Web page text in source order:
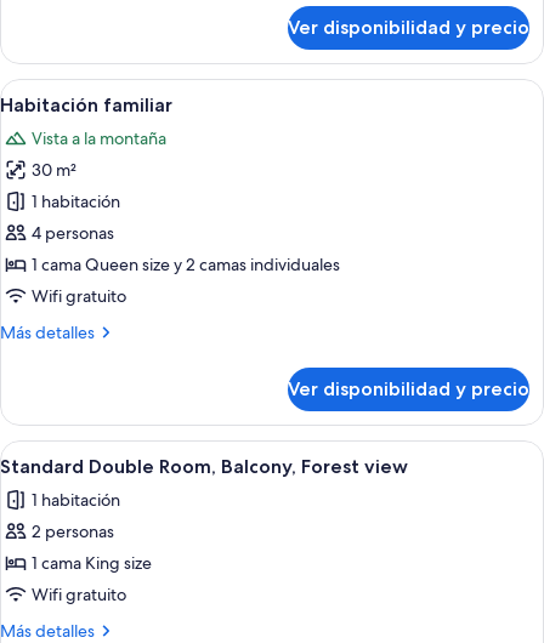
size
doble
económica,
1
King
size
Ver disponibilidad y precio
Ver
todas
las
fotos
de
Habitación
familiar
Una habitación de hotel con cama,
10
Habitación familiar
Vista a la montaña
30 m²
1 habitación
4 personas
1 cama Queen size y 2 camas individuales
Wifi gratuito
Más detalles
Más
familiar
Ver disponibilidad y precio
Ver
todas
las
fotos
de
Standard
Double
Una cama bien hecha con sábanas
4
Standard Double Room, Balcony, Forest view
1 habitación
2 personas
1 cama King size
Wifi gratuito
Más detalles
Más